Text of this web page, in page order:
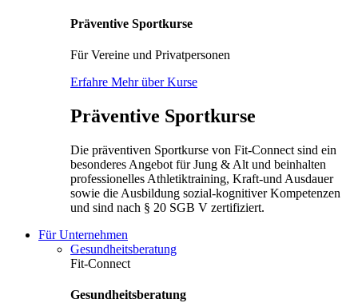
Präventive Sportkurse
Für Vereine und Privatpersonen
Erfahre Mehr über Kurse
Präventive Sportkurse
Die präventiven Sportkurse von Fit-Connect sind ein
besonderes Angebot für Jung & Alt und beinhalten
professionelles Athletiktraining, Kraft-und Ausdauer
sowie die Ausbildung sozial-kognitiver Kompetenzen
und sind nach § 20 SGB V zertifiziert.
Für Unternehmen
Gesundheitsberatung
Fit-Connect
Gesundheitsberatung